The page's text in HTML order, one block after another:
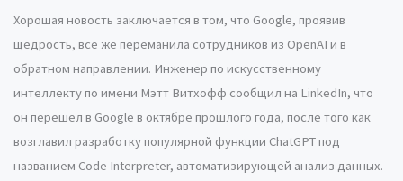
Хорошая новость заключается в том, что Google, проявив
щедрость, все же переманила сотрудников из OpenAI и в
обратном направлении. Инженер по искусственному
интеллекту по имени Мэтт Витхофф сообщил на LinkedIn, что
он перешел в Google в октябре прошлого года, после того как
возглавил разработку популярной функции ChatGPT под
названием Code Interpreter, автоматизирующей анализ данных.